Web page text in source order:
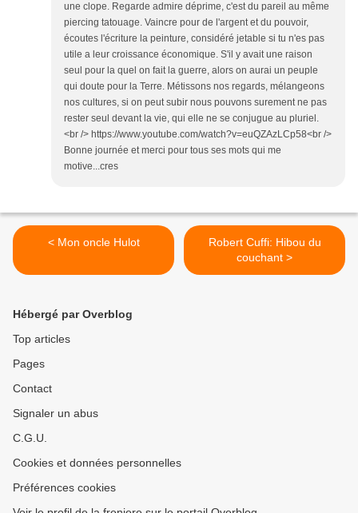
une clope. Regarde admire déprime, c'est du pareil au même
piercing tatouage. Vaincre pour de l'argent et du pouvoir,
écoutes l'écriture la peinture, considéré jetable si tu n'es pas
utile a leur croissance économique. S'il y avait une raison
seul pour la quel on fait la guerre, alors on aurai un peuple
qui doute pour la Terre. Métissons nos regards, mélangeons
nos cultures, si on peut subir nous pouvons surement ne pas
rester seul devant la vie, qui elle ne se conjugue au pluriel.
<br /> https://www.youtube.com/watch?v=euQZAzLCp58<br />
Bonne journée et merci pour tous ses mots qui me
motive...cres
< Mon oncle Hulot
Robert Cuffi: Hibou du
couchant >
Hébergé par Overblog
Top articles
Pages
Contact
Signaler un abus
C.G.U.
Cookies et données personnelles
Préférences cookies